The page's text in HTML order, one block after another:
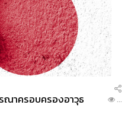
ณาครอบครองอาวุธ
...